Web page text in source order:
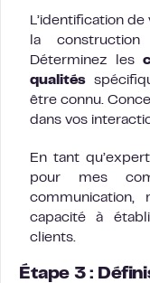
L’identification
la
Déterminez les
qualités
être connu.
dans vos
En tant
pour mes
capacité à
clients.
Étape 3 :